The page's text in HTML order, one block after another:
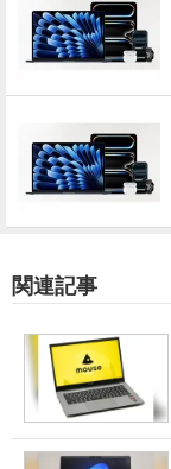
関連記事